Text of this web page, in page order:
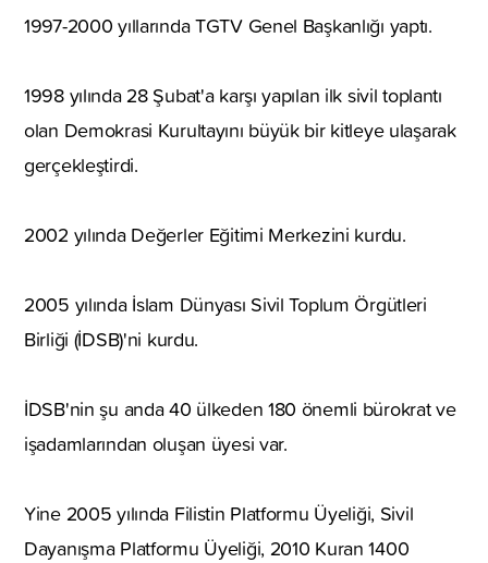
1997-2000 yıllarında TGTV Genel Başkanlığı yaptı.
1998 yılında 28 Şubat'a karşı yapılan ilk sivil toplantı
olan Demokrasi Kurultayını büyük bir kitleye ulaşarak
gerçekleştirdi.
2002 yılında Değerler Eğitimi Merkezini kurdu.
2005 yılında İslam Dünyası Sivil Toplum Örgütleri
Birliği (İDSB)'ni kurdu.
İDSB'nin şu anda 40 ülkeden 180 önemli bürokrat ve
işadamlarından oluşan üyesi var.
Yine 2005 yılında Filistin Platformu Üyeliği, Sivil
Dayanışma Platformu Üyeliği, 2010 Kuran 1400